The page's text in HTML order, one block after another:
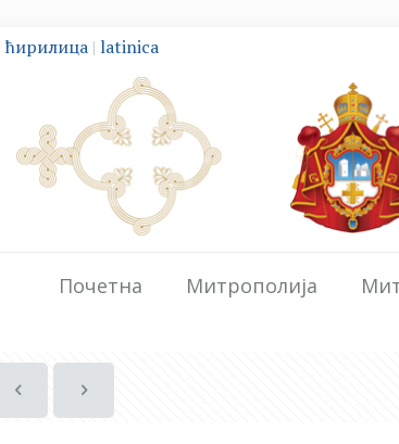
ћирилица | latinica
Почетна Митрополија